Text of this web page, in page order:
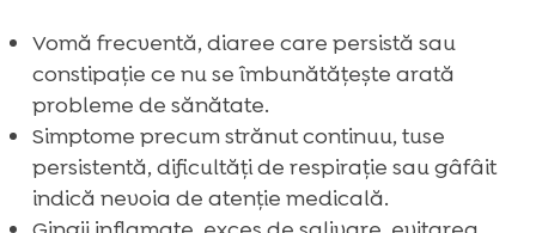
Vomă frecventă, diaree care persistă sau
constipație ce nu se îmbunătățește arată
probleme de sănătate.
Simptome precum strănut continuu, tuse
persistentă, dificultăți de respirație sau gâfâit
indică nevoia de atenție medicală.